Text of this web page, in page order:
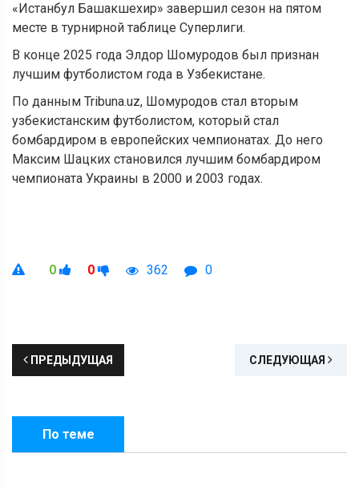
«Истанбул Башакшехир» завершил сезон на пятом
месте в турнирной таблице Суперлиги.
В конце 2025 года Элдор Шомуродов был признан
лучшим футболистом года в Узбекистане.
По данным Tribuna.uz, Шомуродов стал вторым
узбекистанским футболистом, который стал
бомбардиром в европейских чемпионатах. До него
Максим Шацких становился лучшим бомбардиром
чемпионата Украины в 2000 и 2003 годах.
0 0 362 0
ПРЕДЫДУЩАЯ СЛЕДУЮЩАЯ
По теме